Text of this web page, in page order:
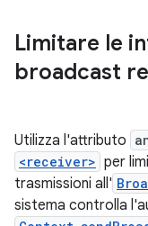
Limitare le
broadcast
Utilizza l'attributo
<receiver> per
trasmissioni all'
sistema controlla